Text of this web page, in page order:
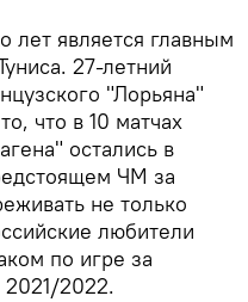
лет является главным
27-летний
"Лорьяна"
что в 10 матчах
остались в
ЧМ за
не только
любители
по игре за
2021/2022.